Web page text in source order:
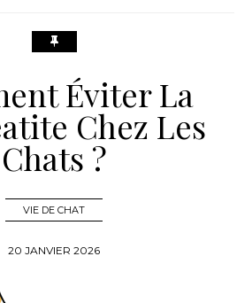
Éviter La
Chez Les
Chats ?
VIE DE CHAT
20 JANVIER 2026